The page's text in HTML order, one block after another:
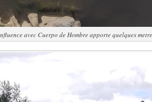
avec Cuerpo de Hombre apporte quelques